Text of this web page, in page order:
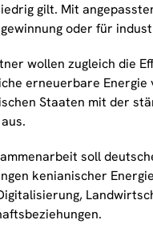
gilt. Mit
oder für
wollen zugleich die
erneuerbare Energie
Staaten mit der
soll
kenianischer